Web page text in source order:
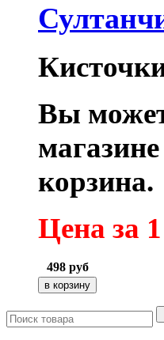
Вы
корзина.
Цена за
498 руб